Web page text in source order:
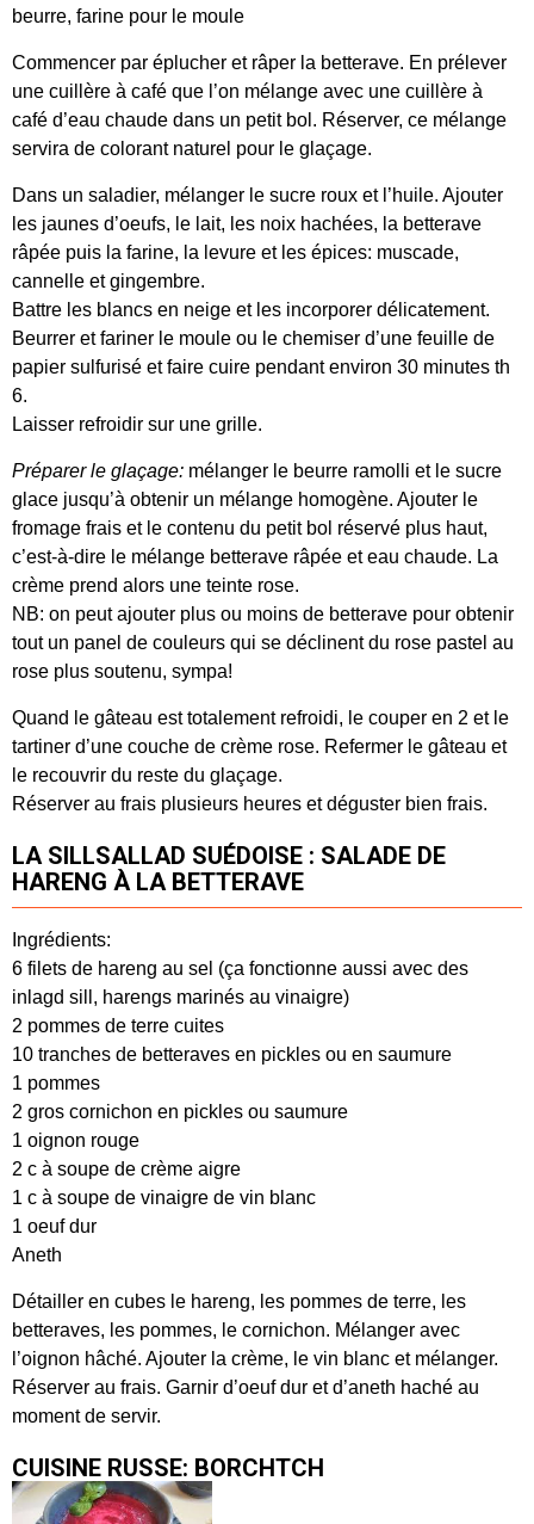
beurre, farine pour le moule
Commencer par éplucher et râper la betterave. En prélever
une cuillère à café que l’on mélange avec une cuillère à
café d’eau chaude dans un petit bol. Réserver, ce mélange
servira de colorant naturel pour le glaçage.
Dans un saladier, mélanger le sucre roux et l’huile. Ajouter
les jaunes d’oeufs, le lait, les noix hachées, la betterave
râpée puis la farine, la levure et les épices: muscade,
cannelle et gingembre.
Battre les blancs en neige et les incorporer délicatement.
Beurrer et fariner le moule ou le chemiser d’une feuille de
papier sulfurisé et faire cuire pendant environ 30 minutes th
6.
Laisser refroidir sur une grille.
Préparer le glaçage: mélanger le beurre ramolli et le sucre
glace jusqu’à obtenir un mélange homogène. Ajouter le
fromage frais et le contenu du petit bol réservé plus haut,
c’est-à-dire le mélange betterave râpée et eau chaude. La
crème prend alors une teinte rose.
NB: on peut ajouter plus ou moins de betterave pour obtenir
tout un panel de couleurs qui se déclinent du rose pastel au
rose plus soutenu, sympa!
Quand le gâteau est totalement refroidi, le couper en 2 et le
tartiner d’une couche de crème rose. Refermer le gâteau et
le recouvrir du reste du glaçage.
Réserver au frais plusieurs heures et déguster bien frais.
LA SILLSALLAD SUÉDOISE : SALADE DE
HARENG À LA BETTERAVE
Ingrédients:
6 filets de hareng au sel (ça fonctionne aussi avec des
inlagd sill, harengs marinés au vinaigre)
2 pommes de terre cuites
10 tranches de betteraves en pickles ou en saumure
1 pommes
2 gros cornichon en pickles ou saumure
1 oignon rouge
2 c à soupe de crème aigre
1 c à soupe de vinaigre de vin blanc
1 oeuf dur
Aneth
Détailler en cubes le hareng, les pommes de terre, les
betteraves, les pommes, le cornichon. Mélanger avec
l’oignon hâché. Ajouter la crème, le vin blanc et mélanger.
Réserver au frais. Garnir d’oeuf dur et d’aneth haché au
moment de servir.
CUISINE RUSSE: BORCHTCH